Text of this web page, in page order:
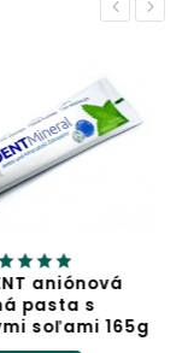
Previous
Jablčný ocot
Next